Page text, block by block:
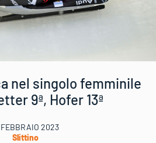
nel singolo femminile
9ª, Hofer 13ª
FEBBRAIO 2023
Slittino